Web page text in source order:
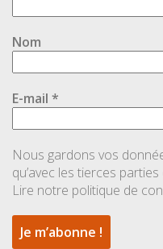
Nom
E-mail *
Nous gardons vos
qu’avec les tierces
Lire notre politique de